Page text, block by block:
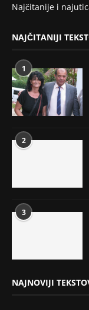
Najčitanije i
NAJČITANIJI
1
2
3
NAJNOVIJI